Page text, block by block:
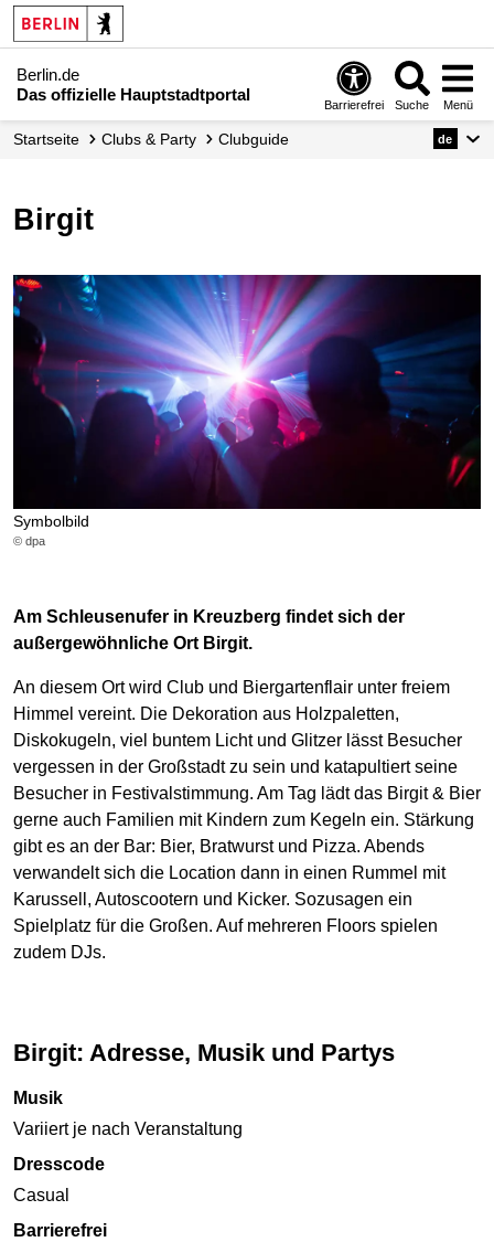
Berlin.de
Das offizielle Hauptstadtportal
Barrierefrei Suche Menü
Startseite Clubs & Party Clubguide de
Birgit
Symbolbild
© dpa
Am Schleusenufer in Kreuzberg findet sich der
außergewöhnliche Ort Birgit.
An diesem Ort wird Club und Biergartenflair unter freiem
Himmel vereint. Die Dekoration aus Holzpaletten,
Diskokugeln, viel buntem Licht und Glitzer lässt Besucher
vergessen in der Großstadt zu sein und katapultiert seine
Besucher in Festivalstimmung. Am Tag lädt das Birgit & Bier
gerne auch Familien mit Kindern zum Kegeln ein. Stärkung
gibt es an der Bar: Bier, Bratwurst und Pizza. Abends
verwandelt sich die Location dann in einen Rummel mit
Karussell, Autoscootern und Kicker. Sozusagen ein
Spielplatz für die Großen. Auf mehreren Floors spielen
zudem DJs.
Birgit: Adresse, Musik und Partys
Musik
Variiert je nach Veranstaltung
Dresscode
Casual
Barrierefrei